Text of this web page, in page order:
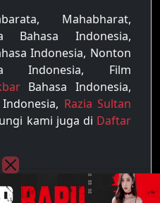
Mahabharat,
Bahasa Indonesia,
Indonesia, Nonton
Indonesia, Film
Bahasa Indonesia,
Razia Sultan
kami juga di Daftar
Raja Film| All rights